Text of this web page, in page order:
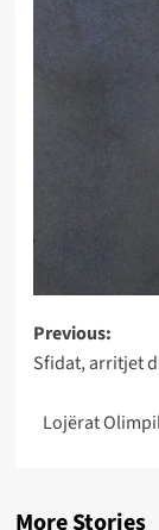
Post
Previous:
Sfidat, arritjet
Lojërat
More Stories